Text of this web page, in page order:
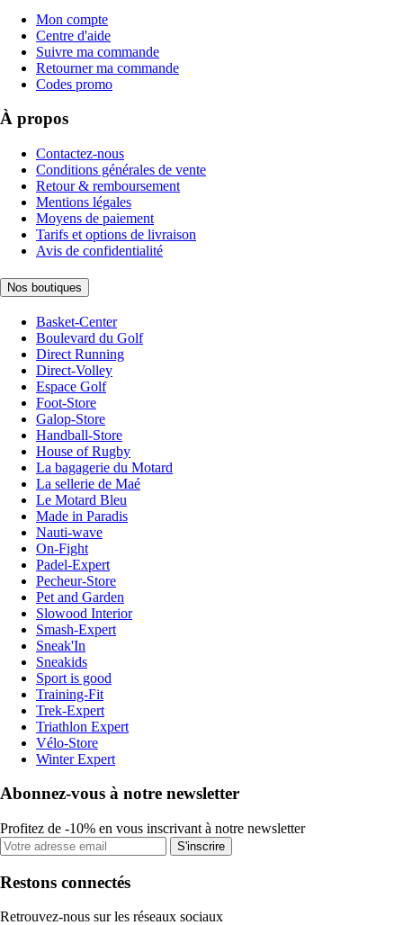
Mon compte
Centre d'aide
Suivre ma commande
Retourner ma commande
Codes promo
À propos
Contactez-nous
Conditions générales de vente
Retour & remboursement
Mentions légales
Moyens de paiement
Tarifs et options de livraison
Avis de confidentialité
Nos boutiques
Basket-Center
Boulevard du Golf
Direct Running
Direct-Volley
Espace Golf
Foot-Store
Galop-Store
Handball-Store
House of Rugby
La bagagerie du Motard
La sellerie de Maé
Le Motard Bleu
Made in Paradis
Nauti-wave
On-Fight
Padel-Expert
Pecheur-Store
Pet and Garden
Slowood Interior
Smash-Expert
Sneak'In
Sneakids
Sport is good
Training-Fit
Trek-Expert
Triathlon Expert
Vélo-Store
Winter Expert
Abonnez-vous à notre newsletter
Profitez de -10% en vous inscrivant à notre newsletter
S'inscrire
Restons connectés
Retrouvez-nous sur les réseaux sociaux